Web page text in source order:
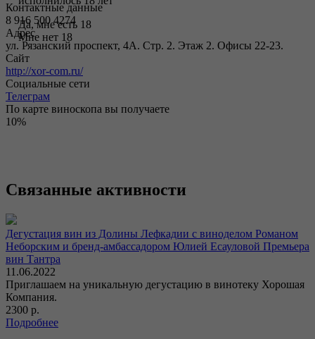
Контактные данные
8 916 500 4274
Адрес
ул. Рязанский проспект, 4А. Стр. 2. Этаж 2. Офисы 22-23.
Сайт
http://xor-com.ru/
Социальные сети
Телеграм
По карте виноскопа вы получаете
10%
Связанные активности
Дегустация вин из Долины Лефкадии с виноделом Романом
Неборским и бренд-амбассадором Юлией Есауловой Премьера
вин Тантра
11.06.2022
Приглашаем на уникальную дегустацию в винотеку Хорошая
Компания.
2300 р.
Подробнее
Да, мне есть 18
Мне нет 18